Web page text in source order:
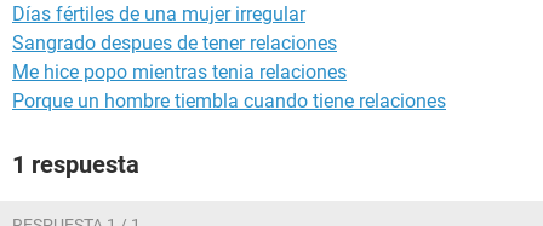
Días fértiles de una mujer irregular
Sangrado despues de tener relaciones
Me hice popo mientras tenia relaciones
Porque un hombre tiembla cuando tiene relaciones
1 respuesta